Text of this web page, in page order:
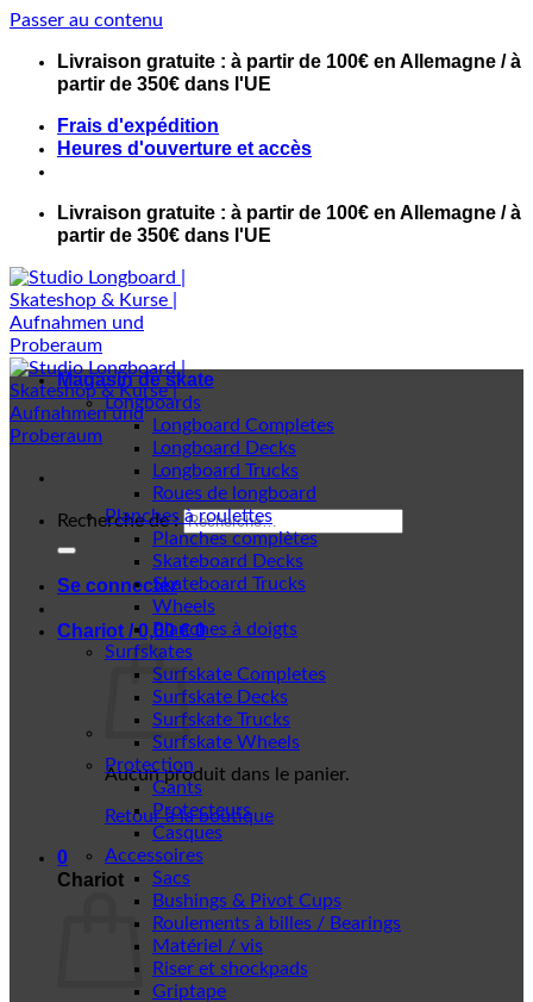
Passer au contenu
Livraison gratuite : à partir de 100€ en Allemagne / à
partir de 350€ dans l'UE
Frais d'expédition
Heures d'ouverture et accès
Livraison gratuite : à partir de 100€ en Allemagne / à
partir de 350€ dans l'UE
Recherche de :
Se connecter
Chariot /0,00€ 0
Aucun produit dans le panier.
Retour à la boutique
0
Chariot
Magasin de skate
Longboards
Longboard Completes
Longboard Decks
Longboard Trucks
Roues de longboard
Planches à roulettes
Planches complètes
Skateboard Decks
Skateboard Trucks
Wheels
Planches à doigts
Surfskates
Surfskate Completes
Surfskate Decks
Surfskate Trucks
Surfskate Wheels
Protection
Gants
Protecteurs
Casques
Accessoires
Sacs
Bushings & Pivot Cups
Roulements à billes / Bearings
Matériel / vis
Riser et shockpads
Griptape